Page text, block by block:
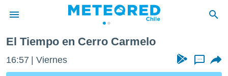
de
El Tiempo en Cerro Carmelo
16:57 Viernes ...